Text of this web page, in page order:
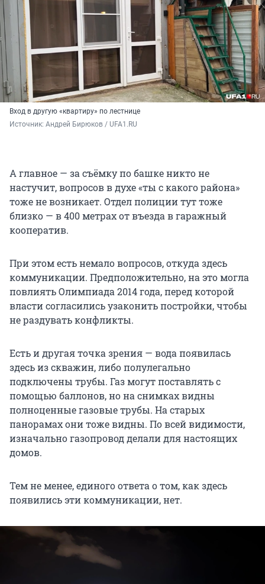
Вход в другую «квартиру» по лестнице
Источник: Андрей Бирюков / UFA1.RU
А главное — за съёмку по башке никто не
настучит, вопросов в духе «ты с какого района»
тоже не возникает. Отдел полиции тут тоже
близко — в 400 метрах от въезда в гаражный
кооператив.
При этом есть немало вопросов, откуда здесь
коммуникации. Предположительно, на это могла
повлиять Олимпиада 2014 года, перед которой
власти согласились узаконить постройки, чтобы
не раздувать конфликты.
Есть и другая точка зрения — вода появилась
здесь из скважин, либо полулегально
подключены трубы. Газ могут поставлять с
помощью баллонов, но на снимках видны
полноценные газовые трубы. На старых
панорамах они тоже видны. По всей видимости,
изначально газопровод делали для настоящих
домов.
Тем не менее, единого ответа о том, как здесь
появились эти коммуникации, нет.